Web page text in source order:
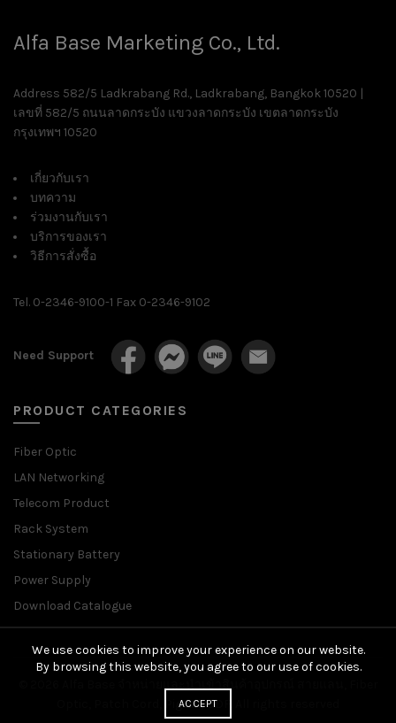
Alfa Base Marketing Co., Ltd.
Address 582/5 Ladkrabang Rd., Ladkrabang, Bangkok 10520 |
เลขที่ 582/5 ถนนลาดกระบัง แขวงลาดกระบัง เขตลาดกระบัง
กรุงเทพฯ 10520
เกี่ยวกับเรา
บทความ
ร่วมงานกับเรา
บริการของเรา
วิธีการสั่งซื้อ
Tel. 0-2346-9100-1 Fax 0-2346-9102
Need Support
PRODUCT CATEGORIES
Fiber Optic
LAN Networking
Telecom Product
Rack System
Stationary Battery
Power Supply
Download Catalogue
Optic, Patch Cord, Pigtail, ODF
We use cookies to improve your experience on our website.
By browsing this website, you agree to our use of cookies.
ACCEPT